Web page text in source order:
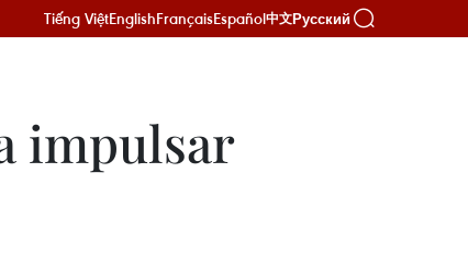
Tiếng ViệtEnglishFrançaisEspañol中文Русский
impulsar